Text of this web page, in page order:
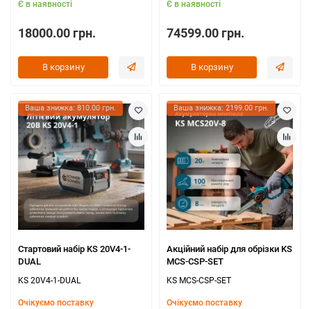
Є в наявності
18000.00 грн.
В корзину
Є в наявності
74599.00 грн.
В корзину
Ваша знижка: 810.00 грн.
Стартовий набір KS 20V4-1-
DUAL
KS 20V4-1-DUAL
Очікуємо поставку
Ваша знижка: 2199.00 грн.
Акційний набір для обрізки KS
MCS-CSP-SET
KS MCS-CSP-SET
Очікуємо поставку